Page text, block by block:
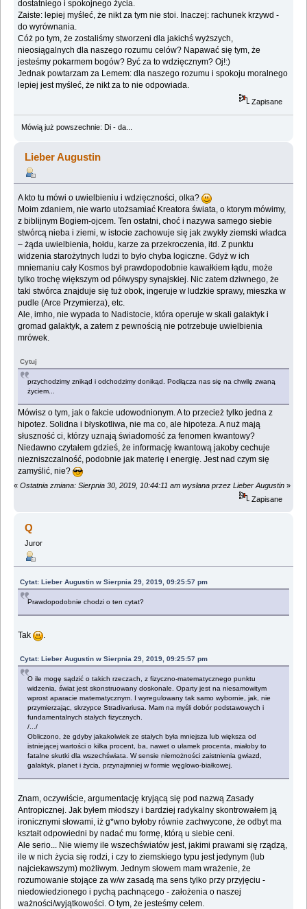
dostatniego i spokojnego życia.
Zaiste: lepiej myśleć, że nikt za tym nie stoi. Inaczej: rachunek krzywd -
do wyrównania.
Cóż po tym, że zostaliśmy stworzeni dla jakichś wyższych,
nieosiągalnych dla naszego rozumu celów? Napawać się tym, że
jesteśmy pokarmem bogów? Być za to wdzięcznym? Oj!:)
Jednak powtarzam za Lemem: dla naszego rozumu i spokoju moralnego
lepiej jest myśleć, że nikt za to nie odpowiada.
Zapisane
Mówią już powszechnie: Di - da...
Lieber Augustin
A kto tu mówi o uwielbieniu i wdzięczności, olka?
Moim zdaniem, nie warto utożsamiać Kreatora świata, o ktorym mówimy,
z biblijnym Bogiem-ojcem. Ten ostatni, choć i nazywa samego siebie
stwórcą nieba i ziemi, w istocie zachowuje się jak zwykły ziemski władca
– żąda uwielbienia, hołdu, karze za przekroczenia, itd. Z punktu
widzenia starożytnych ludzi to było chyba logiczne. Gdyż w ich
mniemaniu cały Kosmos był prawdopodobnie kawałkiem łądu, może
tylko trochę większym od półwyspy synajskiej. Nic zatem dziwnego, że
taki stwórca znajduje się tuż obok, ingeruje w ludzkie sprawy, mieszka w
pudle (Arce Przymierza), etc.
Ale, imho, nie wypada to Nadistocie, która operuje w skali galaktyk i
gromad galaktyk, a zatem z pewnością nie potrzebuje uwielbienia
mrówek.
Cytuj
przychodzimy znikąd i odchodzimy donikąd. Podłącza nas się na chwilę zwaną
życiem...
Mówisz o tym, jak o fakcie udowodnionym. A to przecież tylko jedna z
hipotez. Solidna i błyskotliwa, nie ma co, ale hipoteza. A nuż mają
słuszność ci, którzy uznają świadomość za fenomen kwantowy?
Niedawno czytałem gdzieś, że informację kwantową jakoby cechuje
niezniszczalność, podobnie jak materię i energię. Jest nad czym się
zamyślić, nie?
« Ostatnia zmiana: Sierpnia 30, 2019, 10:44:11 am wysłana przez Lieber Augustin »
Zapisane
Q
Juror
Cytat: Lieber Augustin w Sierpnia 29, 2019, 09:25:57 pm
Prawdopodobnie chodzi o ten cytat?
Tak
Cytat: Lieber Augustin w Sierpnia 29, 2019, 09:25:57 pm
O ile mogę sądzić o takich rzeczach, z fizyczno-matematycznego punktu
widzenia, świat jest skonstruowany doskonale. Oparty jest na niesamowitym
wprost aparacie matematycznym. I wyregulowany tak samo wybornie, jak, nie
przymierzając, skrzypce Stradivariusa. Mam na myśli dobór podstawowych i
fundamentalnych stałych fizycznych.
/.../
Obliczono, że gdyby jakakolwiek ze stałych była mniejsza lub większa od
istniejącej wartości o kilka procent, ba, nawet o ułamek procenta, miałoby to
fatalne skutki dla wszechświata. W sensie niemożności zaistnienia gwiazd,
galaktyk, planet i życia, przynajmniej w formie węglowo-białkowej.
Znam, oczywiście, argumentację kryjącą się pod nazwą Zasady
Antropicznej. Jak byłem młodszy i bardziej radykalny skontrowałem ją
ironicznymi słowami, iż g*wno byłoby równie zachwycone, że odbyt ma
kształt odpowiedni by nadać mu formę, którą u siebie ceni.
Ale serio... Nie wiemy ile wszechświatów jest, jakimi prawami się rządzą,
ile w nich życia się rodzi, i czy to ziemskiego typu jest jedynym (lub
najciekawszym) możliwym. Jednym słowem mam wrażenie, że
rozumowanie stojące za w/w zasadą ma sens tylko przy przyjęciu -
niedowiedzionego i pychą pachnącego - założenia o naszej
ważności/wyjątkowości. O tym, że jesteśmy celem.